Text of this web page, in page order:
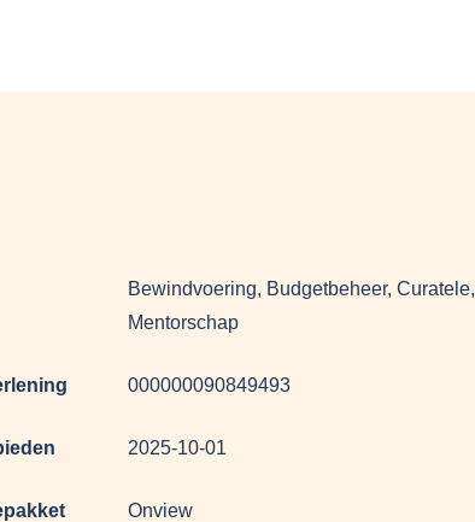
Bewindvoering, Budgetbeheer, Curatele,
Mentorschap
000000090849493
2025-10-01
Onview